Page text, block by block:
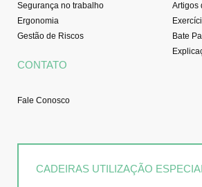
Segurança no trabalho
Ergonomia
Gestão de Riscos
CONTATO
Fale Conosco
Artigos
Bate
CADEIRAS UTILIZAÇÃO